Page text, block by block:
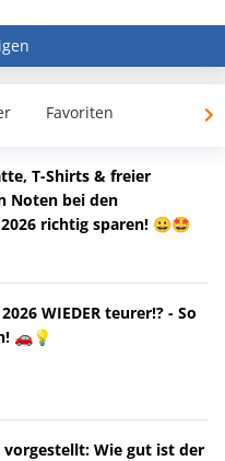
Favoriten
T-Shirts & freier
Noten bei den
richtig sparen! 😀🤩
WIEDER teurer!? - So
🚗💡
vorgestellt: Wie gut ist der